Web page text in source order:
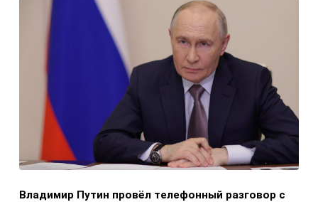
Владимир Путин провёл телефонный разговор с